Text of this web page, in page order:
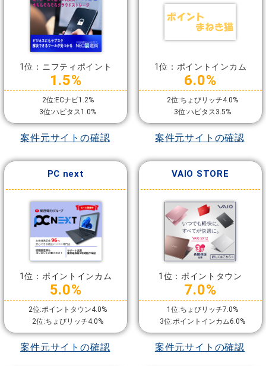
1位：ニフティポイント
1.5%
2位:ECナビ1.2%
3位:ハピタス1.0%
案件元サイトの確認
1位：ポイントインカム
6.0%
2位:ちょびリッチ4.0%
3位:ハピタス3.5%
案件元サイトの確認
PC next
1位：ポイントインカム
5.0%
2位:ポイントタウン4.0%
2位:ちょびリッチ4.0%
案件元サイトの確認
VAIO STORE
1位：ポイントタウン
7.0%
1位:ちょびリッチ7.0%
3位:ポイントインカム6.0%
案件元サイトの確認